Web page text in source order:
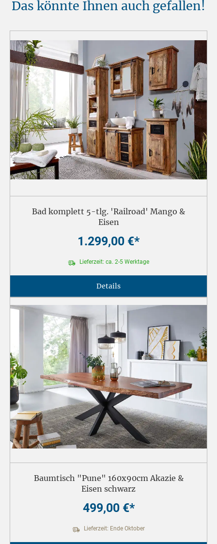
Das könnte Ihnen auch gefallen!
Bad komplett 5-tlg. 'Railroad' Mango &
Eisen
1.299,00 €*
Lieferzeit: ca. 2-5 Werktage
Details
Baumtisch "Pune" 160x90cm Akazie &
Eisen schwarz
499,00 €*
Lieferzeit: Ende Oktober